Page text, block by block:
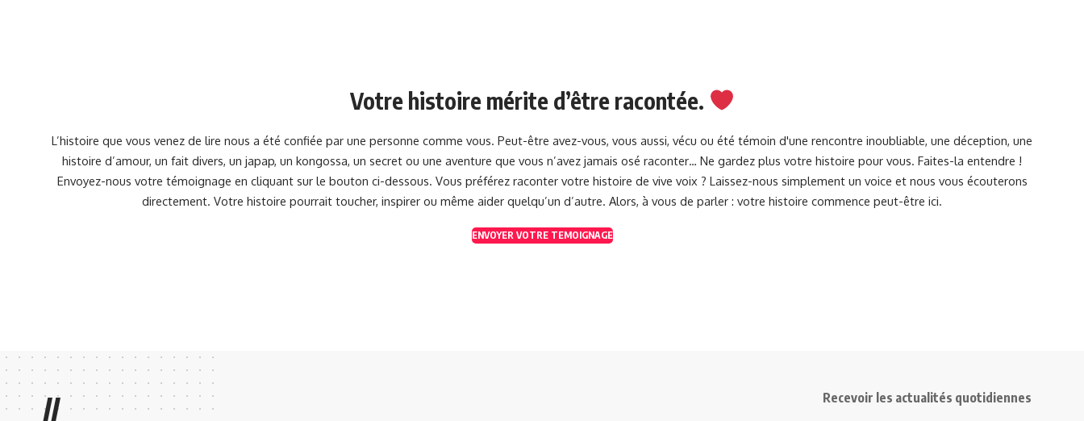
Votre histoire mérite d’être racontée.
L’histoire que vous venez de lire nous a été confiée par une personne comme vous. Peut-être avez-vous, vous aussi, vécu ou été témoin d'une rencontre inoubliable, une déception, une
histoire d’amour, un fait divers, un japap, un kongossa, un secret ou une aventure que vous n’avez jamais osé raconter… Ne gardez plus votre histoire pour vous. Faites-la entendre !
Envoyez-nous votre témoignage en cliquant sur le bouton ci-dessous. Vous préférez raconter votre histoire de vive voix ? Laissez-nous simplement un voice et nous vous écouterons
directement. Votre histoire pourrait toucher, inspirer ou même aider quelqu’un d’autre. Alors, à vous de parler : votre histoire commence peut-être ici.
ENVOYER VOTRE TEMOIGNAGE
// Recevoir les actualités quotidiennes